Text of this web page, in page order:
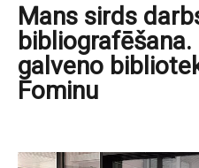
Mans sirds
galveno
Fominu